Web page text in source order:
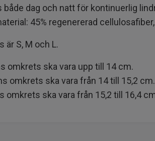
både dag och natt för kontinuerlig
45% regenererad
är S, M och L.
omkrets ska vara upp till 14 cm.
omkrets ska vara från 14 till 15,2 cm.
omkrets ska vara från 15,2 till 16,4